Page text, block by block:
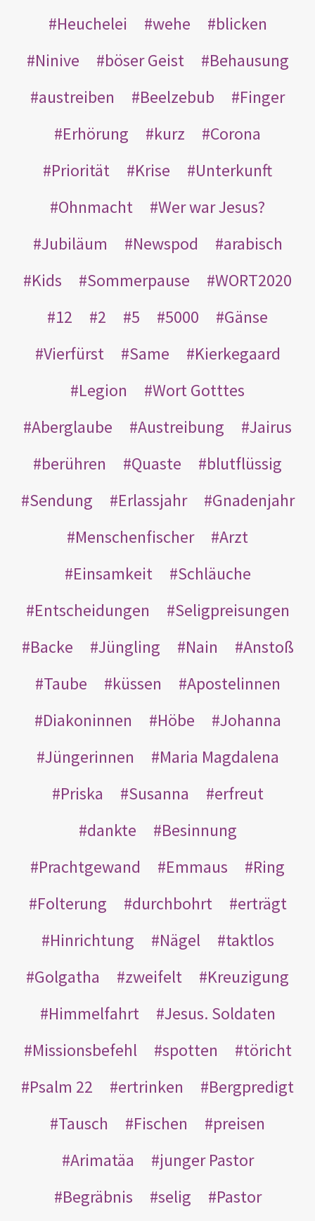
Heuchelei wehe
blicken
Ninive
böser Geist
Behausung
austreiben
Beelzebub
Finger
Erhörung
kurz
Corona
Priorität
Krise
Unterkunft
Ohnmacht
Wer war Jesus?
Jubiläum
Newspod
arabisch
Kids
Sommerpause
WORT2020
12
2 5 5000
Gänse
Vierfürst
Same
Kierkegaard
Legion
Wort Gotttes
Aberglaube
Austreibung
Jairus
berühren
Quaste
blutflüssig
Sendung
Erlassjahr
Gnadenjahr
Menschenfischer
Arzt
Einsamkeit
Schläuche
Entscheidungen
Seligpreisungen
Backe
Jüngling Nain
Anstoß
Taube
küssen
Apostelinnen
Diakoninnen
Höbe
Johanna
Jüngerinnen
Maria Magdalena
Priska
Susanna
erfreut
dankte
Besinnung
Prachtgewand
Emmaus
Ring
Folterung
durchbohrt
erträgt
Hinrichtung
Nägel
taktlos
Golgatha
zweifelt
Kreuzigung
Himmelfahrt
Jesus. Soldaten
Missionsbefehl
spotten
töricht
Psalm 22
ertrinken
Bergpredigt
Tausch
Fischen
preisen
Arimatäa
junger Pastor
Begräbnis
selig
Pastor